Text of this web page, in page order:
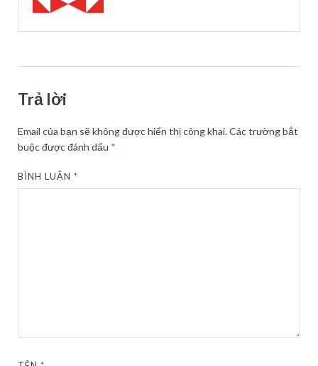
Trả lời
Email của bạn sẽ không được hiển thị công khai.Các trường bắt
buộc được đánh dấu *
BÌNH LUẬN*